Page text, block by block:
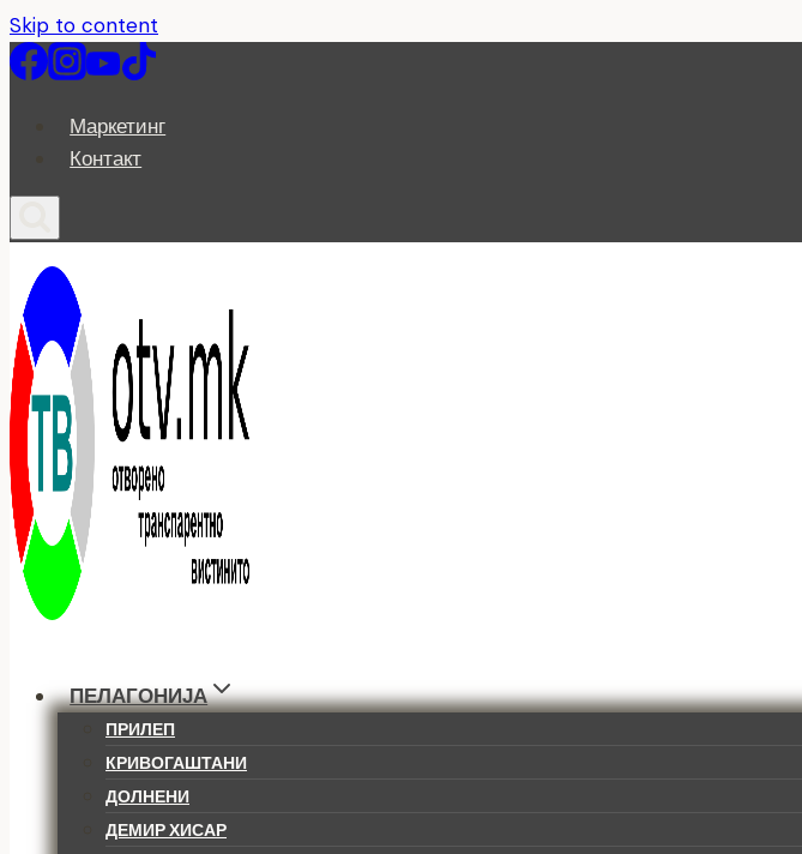
Skip to content
Маркетинг
Контакт
ПЕЛАГОНИЈА
ПРИЛЕП
КРИВОГАШТАНИ
ДОЛНЕНИ
ДЕМИР ХИСАР